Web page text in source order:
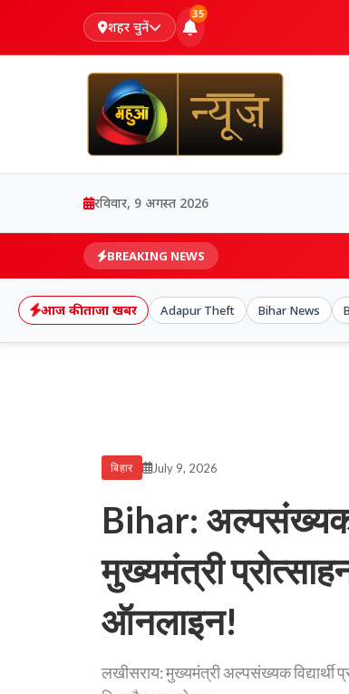
शहर चुनें
35
रविवार, 9 अगस्त 2026
BREAKING NEWS
आज की ताजा खबर Adapur Theft Bihar News
बिहार July 9, 2026
Bihar: अल्पसंख्यक
मुख्यमंत्री
ऑनलाइन!
लखीसराय: मुख्यमंत्री अल्पसंख्यक विद्यार्थी